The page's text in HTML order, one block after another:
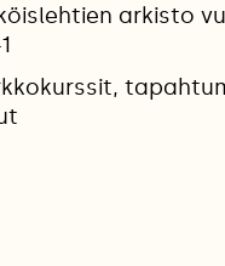
arkisto